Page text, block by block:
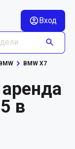
Вход
BMW X7
в